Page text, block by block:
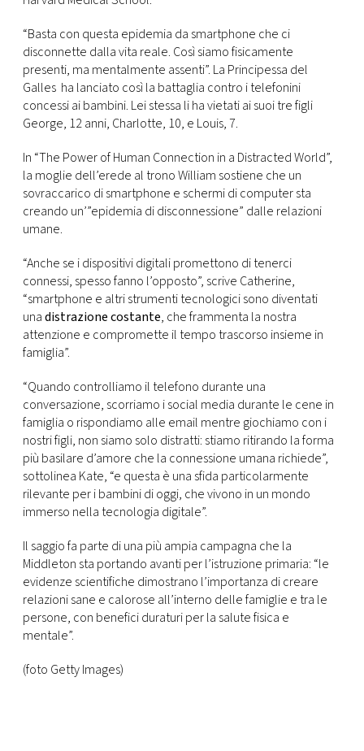
CONSIGLIA
“Basta con questa epidemia da smartphone che ci
disconnette dalla vita reale. Così siamo fisicamente
presenti, ma mentalmente assenti”. La Principessa del
Galles ha lanciato così la battaglia contro i telefonini
concessi ai bambini. Lei stessa li ha vietati ai suoi tre figli
George, 12 anni, Charlotte, 10, e Louis, 7.
In “The Power of Human Connection in a Distracted World”,
la moglie dell’erede al trono William sostiene che un
sovraccarico di smartphone e schermi di computer sta
creando un’”epidemia di disconnessione” dalle relazioni
umane.
“Anche se i dispositivi digitali promettono di tenerci
connessi, spesso fanno l’opposto”, scrive Catherine,
“smartphone e altri strumenti tecnologici sono diventati
unadistrazione costante, che frammenta la nostra
attenzione e compromette il tempo trascorso insieme in
famiglia”.
“Quando controlliamo il telefono durante una
conversazione, scorriamo i social media durante le cene in
famiglia o rispondiamo alle email mentre giochiamo con i
nostri figli, non siamo solo distratti: stiamo ritirando la forma
più basilare d’amore che la connessione umana richiede”,
sottolinea Kate, “e questa è una sfida particolarmente
rilevante per i bambini di oggi, che vivono in un mondo
immerso nella tecnologia digitale”.
Il saggio fa parte di una più ampia campagna che la
Middleton sta portando avanti per l’istruzione primaria: “le
evidenze scientifiche dimostrano l’importanza di creare
relazioni sane e calorose all’interno delle famiglie e tra le
persone, con benefici duraturi per la salute fisica e
mentale”.
(foto Getty Images)